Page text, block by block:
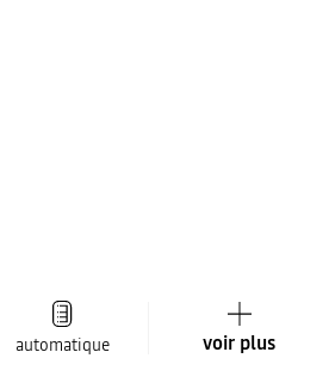
automatique voir plus